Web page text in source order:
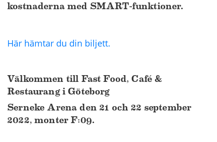
kostnaderna med SMART-funktioner.
Här hämtar du din biljett.
Välkommen till Fast Food, Café &
Restaurang i Göteborg
Serneke Arena den 21 och 22 september
2022, monter F:09.